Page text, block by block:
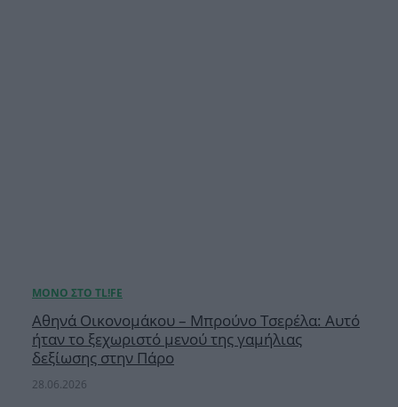
Αθηνά Οικονομάκου – Μπρούνο Τσερέλα: Αυτό
ήταν το ξεχωριστό μενού της γαμήλιας
δεξίωσης στην Πάρο
28.06.2026